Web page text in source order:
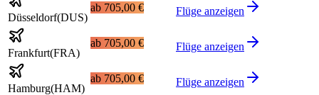
Düsseldorf(DUS)
ab 705,00 € Flüge anzeigen
Frankfurt(FRA)
ab 705,00 € Flüge anzeigen
Hamburg(HAM)
ab 705,00 € Flüge anzeigen